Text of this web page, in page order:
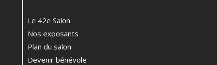
Le 42e Salon
Nos exposants
Plan du salon
Devenir bénévole